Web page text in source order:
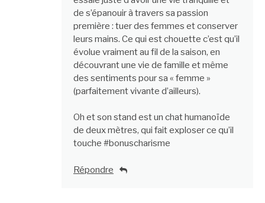
de s’épanouir à travers sa passion
première : tuer des femmes et conserver
leurs mains. Ce qui est chouette c’est qu’il
évolue vraiment au fil de la saison, en
découvrant une vie de famille et même
des sentiments pour sa « femme »
(parfaitement vivante d’ailleurs).
Oh et son stand est un chat humanoïde
de deux mètres, qui fait exploser ce qu’il
touche #bonuscharisme
Répondre